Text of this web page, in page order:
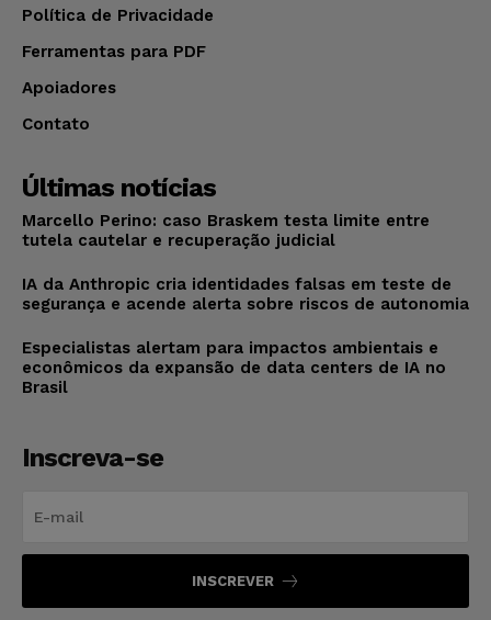
Política de Privacidade
Ferramentas para PDF
Apoiadores
Contato
Últimas notícias
Marcello Perino: caso Braskem testa limite entre
tutela cautelar e recuperação judicial
IA da Anthropic cria identidades falsas em teste de
segurança e acende alerta sobre riscos de autonomia
Especialistas alertam para impactos ambientais e
econômicos da expansão de data centers de IA no
Brasil
Inscreva-se
INSCREVER